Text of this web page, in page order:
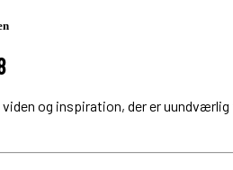
og inspiration, der er